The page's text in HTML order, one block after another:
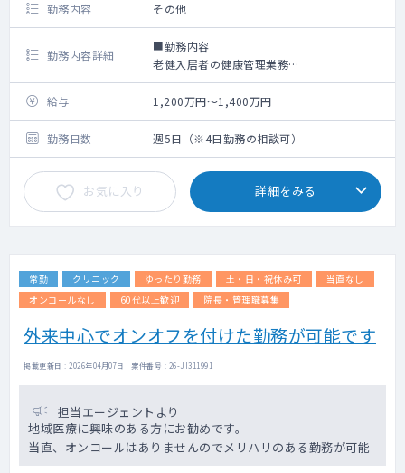
勤務内容 その他
勤務内容詳細
■勤務内容
老健入居者の健康管理業務
※関連施設に急性期病院をもっているため転
送などスムーズに行う事ができます。
入所定員：80名
デイケア：40名
オンコール：無
出動：無
給与 1,200万円～1,400万円
勤務日数 週5日（※4日勤務の相談可）
お気に入り 詳細をみる
常勤 クリニック ゆったり勤務 土・日・祝休み可
当直なし
オンコールなし
60代以上歓迎 院長・管理職募集
外来中心でオンオフを付けた勤務が可能です
掲載更新日 : 2026年04月07日 案件番号 : 26-JI311991
担当エージェントより
地域医療に興味のある方にお勧めです。
当直、オンコールはありませんのでメリハリのある勤務が可能